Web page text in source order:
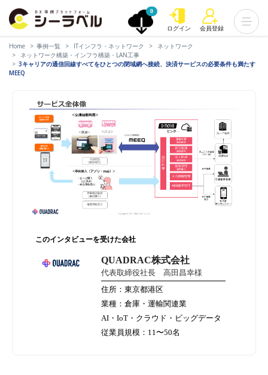
0
ログイン 会員登録
Home 事例一覧 ITインフラ・ネットワーク
ネットワーク
ネットワーク構築・インフラ構築・LAN工事
3キャリアの通信回線すべてをひとつの閉域網へ接続、決済サービスの必要条件も満たす
MEEQ
このインタビューを受けた会社
QUADRAC株式会社
代表取締役社長 高田昌幸様
住所：東京都港区
業種：倉庫・運輸関連業
AI・IoT・クラウド・ビッグデータ
従業員規模：11〜50名